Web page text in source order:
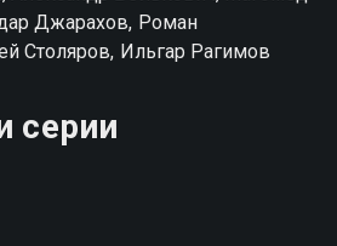
Джарахов, Роман
Столяров, Ильгар Рагимов
серии